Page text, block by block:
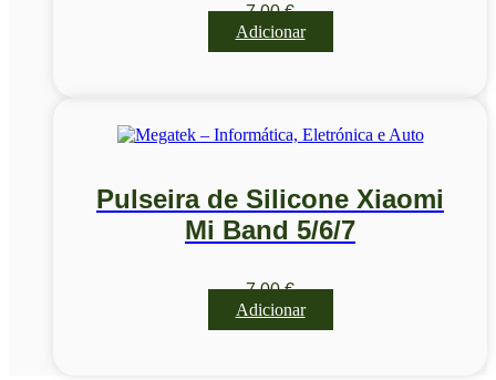
7,00€
Adicionar
Pulseira de Silicone Xiaomi
Mi Band 5/6/7
7,00€
Adicionar